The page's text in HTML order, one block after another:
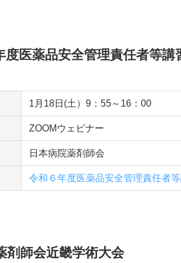
医薬品安全管理責任者等講
1月18日(土）9：55～16：00
ZOOMウェビナー
日本病院薬剤師会
令和６年度医薬品安全管理責任者
剤師会近畿学術大会